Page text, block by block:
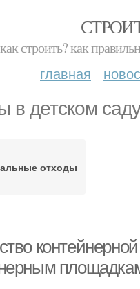
как строить? как
главная
в детском саду
отходы